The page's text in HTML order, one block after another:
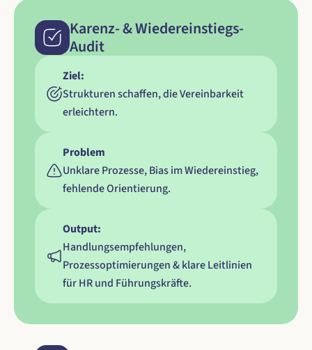
Karenz- & Wiedereinstiegs-
Audit
Ziel:
Strukturen schaffen, die Vereinbarkeit
erleichtern.
Problem
Unklare Prozesse, Bias im Wiedereinstieg,
fehlende Orientierung.
Output:
Handlungsempfehlungen,
Prozessoptimierungen & klare Leitlinien
für HR und Führungskräfte.